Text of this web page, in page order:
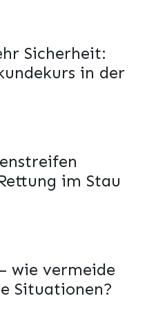
Sicherheit:
in der
im Stau
wie vermeide
Situationen?